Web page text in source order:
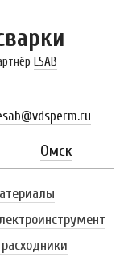
ESAB
Омск